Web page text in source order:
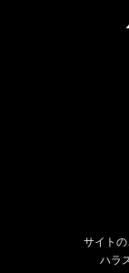
サイト
ハラ